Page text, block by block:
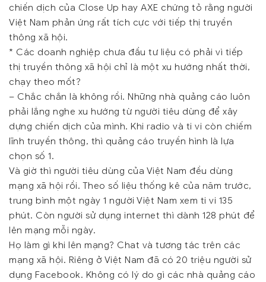
chiến dịch của Close Up hay AXE chứng tỏ rằng người
Việt Nam phản ứng rất tích cực với tiếp thị truyền
thông xã hội.
* Các doanh nghiệp chưa đầu tư liệu có phải vì tiếp
thị truyền thông xã hội chỉ là một xu hướng nhất thời,
chạy theo mốt?
– Chắc chắn là không rồi. Những nhà quảng cáo luôn
phải lắng nghe xu hướng từ người tiêu dùng để xây
dựng chiến dịch của mình. Khi radio và ti vi còn chiếm
lĩnh truyền thông, thì quảng cáo truyền hình là lựa
chọn số 1.
Và giờ thì người tiêu dùng của Việt Nam đều dùng
mạng xã hội rồi. Theo số liệu thống kê của năm trước,
trung bình một ngày 1 người Việt Nam xem ti vi 135
phút. Còn người sử dụng internet thì dành 128 phút để
lên mạng mỗi ngày.
Họ làm gì khi lên mạng? Chat và tương tác trên các
mạng xã hội. Riêng ở Việt Nam đã có 20 triệu người sử
dụng Facebook. Không có lý do gì các nhà quảng cáo